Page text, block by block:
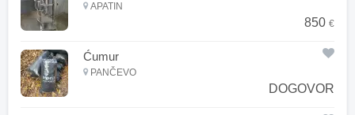
APATIN
850 €
Ćumur
PANČEVO
DOGOVOR